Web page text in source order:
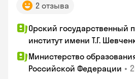
2 отзыва
Орский государственный
институт имени Т.Г.
Министерство
Российской Федерации •